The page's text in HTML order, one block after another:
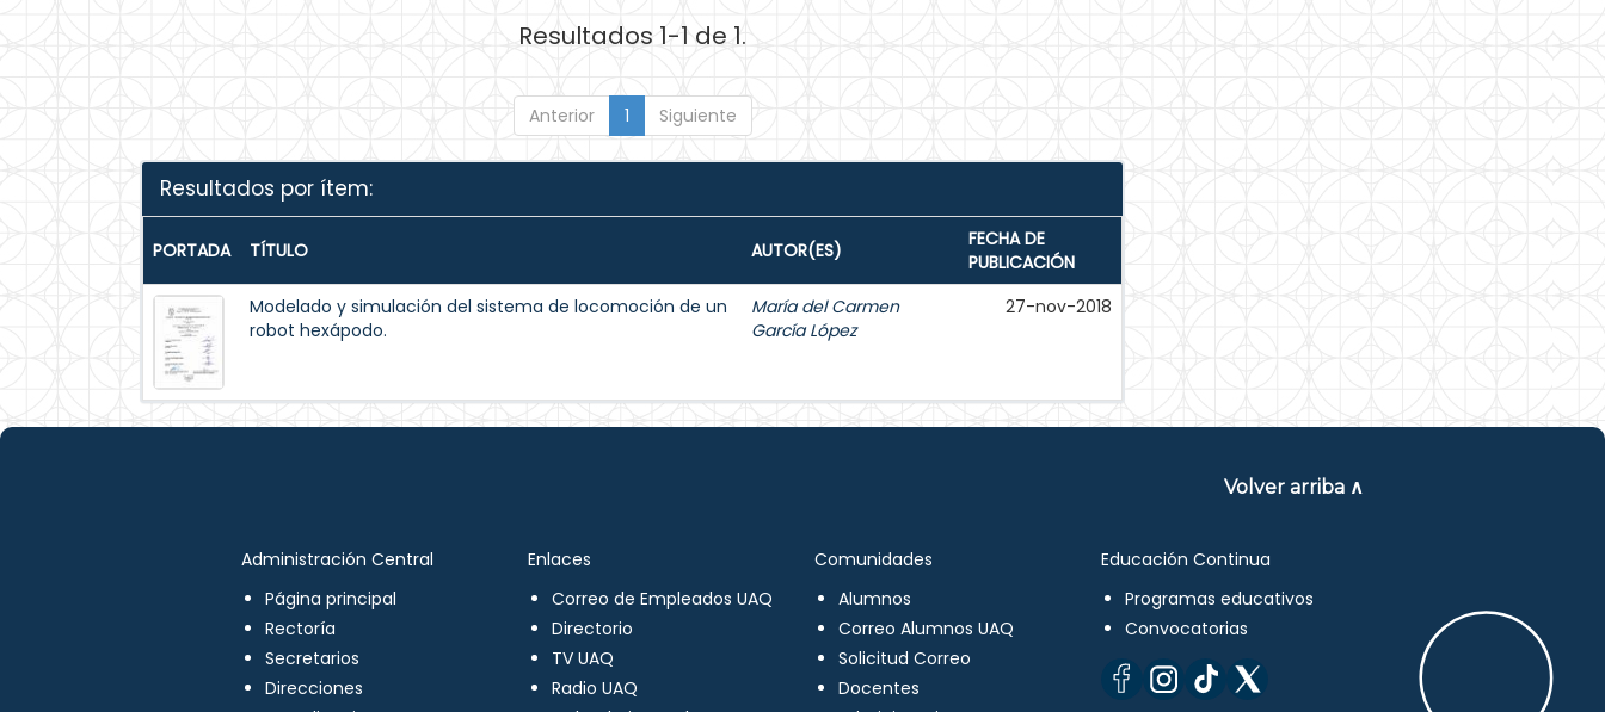
Resultados 1-1 de 1.
Anterior 1 Siguiente
Resultados por ítem:
PORTADA TÍTULO AUTOR(ES)
FECHA DE
PUBLICACIÓN
Modelado y simulación del sistema de locomoción de un
robot hexápodo.
María del Carmen
García López
27-nov-2018
Volver arriba ∧
Administración Central
Página principal
Rectoría
Secretarios
Direcciones
Enlaces
Correo de Empleados UAQ
Directorio
TV UAQ
Radio UAQ
Comunidades
Alumnos
Correo Alumnos UAQ
Solicitud Correo
Docentes
Educación Continua
Programas educativos
Convocatorias